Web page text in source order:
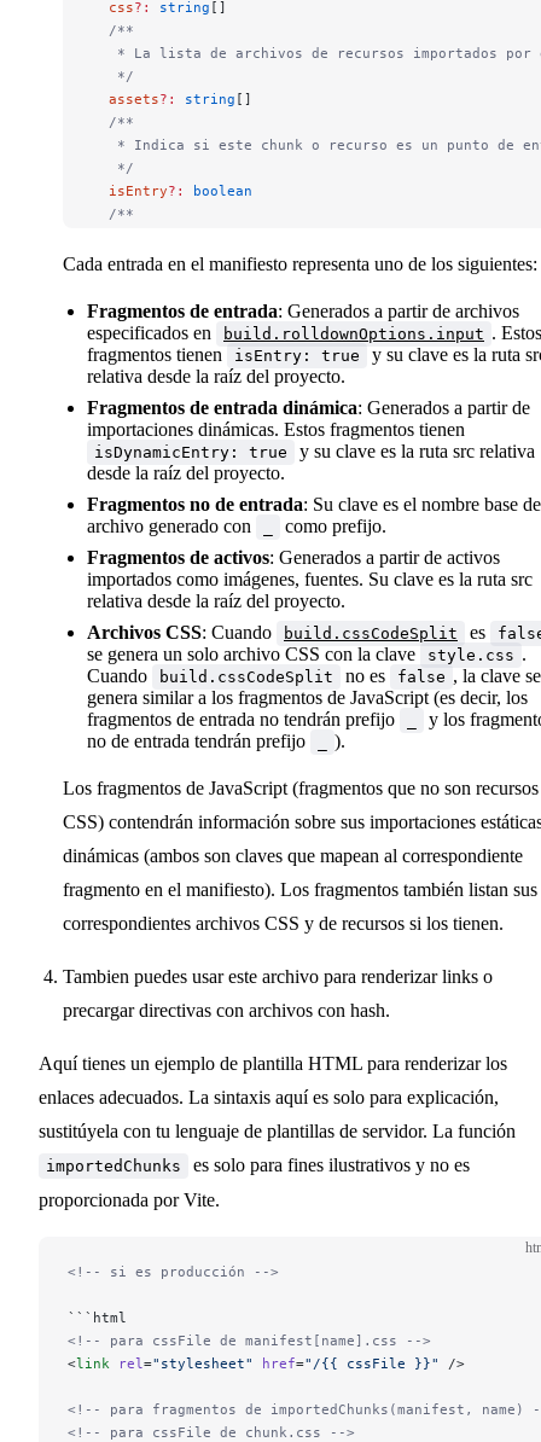
  css
?: string []
  /**
* La lista de archivos de recursos importados
   */
  assets
?: string []
  /**
* Indica si este chunk o recurso es un punto de
   */
  isEntry
?:
boolean
  /**
   */
  /**
* Indica si este chunk es un punto de entrada
   *
* Este campo solo está presente en fragmentos de
  isDynamicEntry
?: boolean
  /**
* La lista de fragmentos importados de forma
* Los valores son las claves del manifiesto.
   */
  imports
?: string[]
  /**
* La lista de fragmentos importados dinámicamente
   *
* Los valores son las claves del manifiesto.
   */
  dynamicImports
?: string[]
}
Cada entrada en el manifiesto representa uno de los siguientes:
Fragmentos de entrada: Generados a partir de archivos
especificados en
build.rolldownOptions.input . Estos
fragmentos tienen
isEntry: true
y su clave es la ruta
relativa desde la raíz del proyecto.
Fragmentos de entrada dinámica: Generados a partir de
importaciones dinámicas. Estos fragmentos tienen
isDynamicEntry: true
y su clave es la ruta src relativa
desde la raíz del proyecto.
Fragmentos no de entrada: Su clave es el nombre base
archivo generado con
como prefijo.
Fragmentos de activos: Generados a partir de activos
importados como imágenes, fuentes. Su clave es la ruta src
relativa desde la raíz del proyecto.
Archivos CSS: Cuando build.cssCodeSplit es
se genera un solo archivo CSS con la clave style.css .
Cuando
build.cssCodeSplit no es false , la clave se
genera similar a los fragmentos de JavaScript (es decir, los
fragmentos de entrada no tendrán prefijo
y los
no de entrada tendrán prefijo
).
Los fragmentos de JavaScript (fragmentos que no son
CSS) contendrán información sobre sus importaciones
dinámicas (ambos son claves que mapean al correspondiente
fragmento en el manifiesto). Los fragmentos también listan sus
correspondientes archivos CSS y de recursos si los tienen.
Tambien puedes usar este archivo para renderizar links o
precargar directivas con archivos con hash.
Aquí tienes un ejemplo de plantilla HTML para renderizar los
enlaces adecuados. La sintaxis aquí es solo para explicación,
sustitúyela con tu lenguaje de plantillas de servidor. La función
importedChunks
es solo para fines ilustrativos y no es
proporcionada por Vite.
<!-- si es producción -->
```html
<!-- para cssFile de manifest[name].css -->
<link rel ="stylesheet" href="/{{ cssFile }}" />
<!-- para fragmentos de importedChunks(manifest, name)
<!-- para cssFile de chunk.css -->